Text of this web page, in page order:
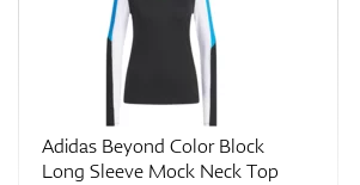
Adidas Tour Monogram
Mock Neck